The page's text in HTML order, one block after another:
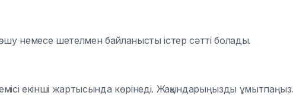
немесе шетелмен байланысты істер сәтті болады.
екінші жартысында көрінеді. Жақындарыңызды